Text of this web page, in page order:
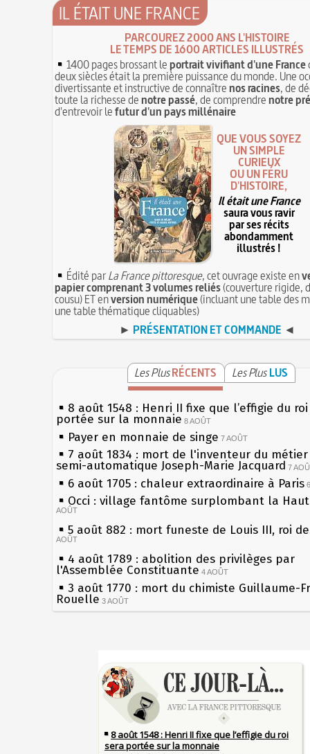
IL ÉTAIT UNE FRANCE
PARCOUREZ 2000 ANS L'HISTOIRE
LE TEMPS DE 1600 ARTICLES ILLUSTRÉS
1400 pages brossant leportrait vivifiant d'une France
deux siècles était la première puissance du monde. Une
divertissante et instructive de connaîtrenos racines, de
toute la richesse denotre passé, de comprendrenotre
d'entrevoir lefutur d'un pays millénaire
QUE VOUS SOYEZ
UN SIMPLE
CURIEUX
OU UN FÉRU
D'HISTOIRE,
Il était une France
saura vous ravir
par ses récits
abondamment
illustrés !
Édité parLa France pittoresque, cet ouvrage existe en
papier comprenant 3 volumes reliés(couverture rigide,
cousu) ET enversion numérique(incluant une table des
une table thématique cliquables)
► PRÉSENTATION ET COMMANDE ◄
Les PlusRÉCENTS Les Plus LUS
8 août 1548 : Henri II fixe que l’effigie du
portée sur la monnaie 8 AOÛT
Payer en monnaie de singe 7 AOÛT
7 août 1834 : mort de l'inventeur du
semi-automatique Joseph-Marie Jacquard 7
6 août 1705 : chaleur extraordinaire à Paris
Occi : village fantôme surplombant la
AOÛT
5 août 882 : mort funeste de Louis III, roi
AOÛT
4 août 1789 : abolition des privilèges par
l'Assemblée Constituante 4 AOÛT
3 août 1770 : mort du chimiste Guillaume-
Rouelle 3 AOÛT
Musée Jean de La Fontaine : réouverture
1er août 1589 : Henri III est poignardé à
par Jacques Clément, moine jacobin 1ER AOÛT
31 juillet 1899 : décret instaurant les
boîtes aux lettres en fonte de Léon Mougeot
30 juillet 1918 : mort d'Auguste Poulain,
Chocolat Poulain 30 JUILLET
les siècles
27 mai 1610 : supplice de François
du roi Henri IV
Pierre qui roule n'amasse pas mousse
Qui aime bien châtie bien
Tout vient à point à qui sait attendre